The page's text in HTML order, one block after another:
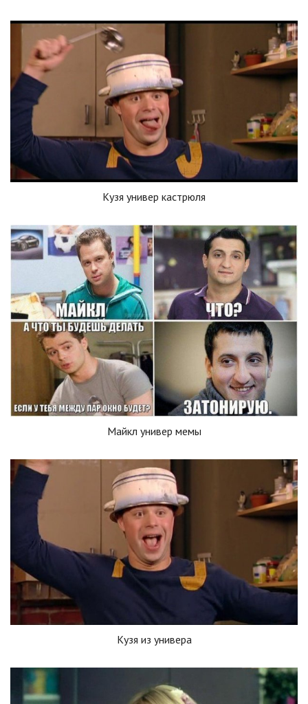
Кузя универ кастрюля
Майкл универ мемы
Кузя из универа